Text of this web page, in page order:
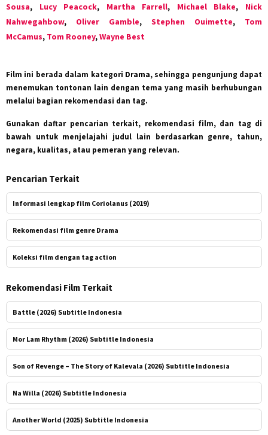
Sousa, Lucy Peacock, Martha Farrell, Michael Blake, Nick
Nahwegahbow, Oliver Gamble, Stephen Ouimette, Tom
McCamus, Tom Rooney,Wayne Best
Film ini berada dalam kategori Drama, sehingga pengunjung dapat
menemukan tontonan lain dengan tema yang masih berhubungan
melalui bagian rekomendasi dan tag.
Gunakan daftar pencarian terkait, rekomendasi film, dan tag di
bawah untuk menjelajahi judul lain berdasarkan genre, tahun,
negara, kualitas, atau pemeran yang relevan.
Pencarian Terkait
Informasi lengkap film Coriolanus (2019)
Rekomendasi film genre Drama
Koleksi film dengan tag action
Rekomendasi Film Terkait
Battle (2026) Subtitle Indonesia
Mor Lam Rhythm (2026) Subtitle Indonesia
Son of Revenge – The Story of Kalevala (2026) Subtitle Indonesia
Na Willa (2026) Subtitle Indonesia
Another World (2025) Subtitle Indonesia